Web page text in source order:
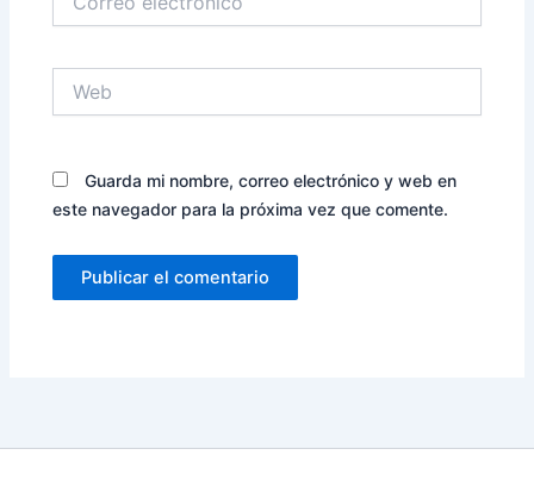
electrónico
Guarda mi nombre, correo electrónico y web en
este navegador para la próxima vez que comente.